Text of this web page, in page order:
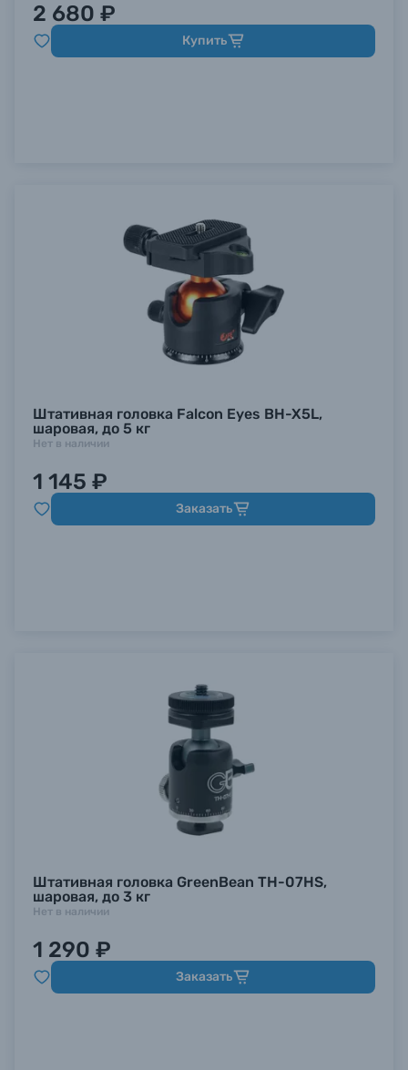
2 680 ₽
Купить
Штативная головка Falcon Eyes BH-X5L,
шаровая, до 5 кг
Нет в наличии
1 145 ₽
Заказать
Штативная головка GreenBean TH-07HS,
шаровая, до 3 кг
Нет в наличии
1 290 ₽
Заказать